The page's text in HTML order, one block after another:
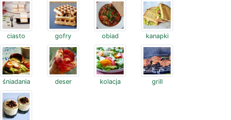
ciasto gofry obiad kanapki
śniadania deser kolacja grill